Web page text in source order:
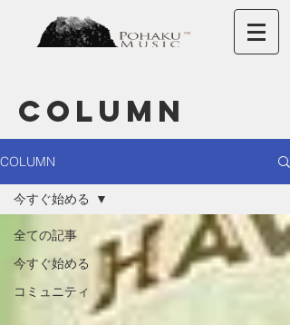
COLUMN
COLUMN
全ての記事
今すぐ始める
コミュニティ
今すぐ始める